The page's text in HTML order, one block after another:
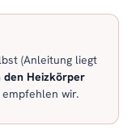
(Anleitung liegt
den Heizkörper
wir.